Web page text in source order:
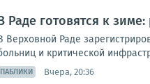
Раде готовятся к
Верховной Раде
и критической
ПАБЛИКИ Вчера, 20:36